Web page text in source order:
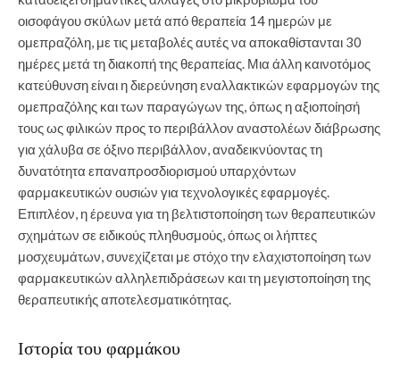
οισοφάγου σκύλων μετά από θεραπεία 14 ημερών με
ομεπραζόλη, με τις μεταβολές αυτές να αποκαθίστανται 30
ημέρες μετά τη διακοπή της θεραπείας. Μια άλλη καινοτόμος
κατεύθυνση είναι η διερεύνηση εναλλακτικών εφαρμογών της
ομεπραζόλης και των παραγώγων της, όπως η αξιοποίησή
τους ως φιλικών προς το περιβάλλον αναστολέων διάβρωσης
για χάλυβα σε όξινο περιβάλλον, αναδεικνύοντας τη
δυνατότητα επαναπροσδιορισμού υπαρχόντων
φαρμακευτικών ουσιών για τεχνολογικές εφαρμογές.
Επιπλέον, η έρευνα για τη βελτιστοποίηση των θεραπευτικών
σχημάτων σε ειδικούς πληθυσμούς, όπως οι λήπτες
μοσχευμάτων, συνεχίζεται με στόχο την ελαχιστοποίηση των
φαρμακευτικών αλληλεπιδράσεων και τη μεγιστοποίηση της
θεραπευτικής αποτελεσματικότητας.
Ιστορία του φαρμάκου